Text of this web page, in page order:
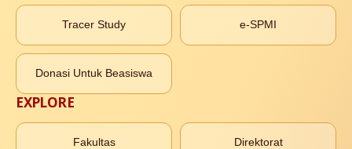
Tracer Study e-SPMI
Donasi Untuk Beasiswa
EXPLORE
Fakultas Direktorat